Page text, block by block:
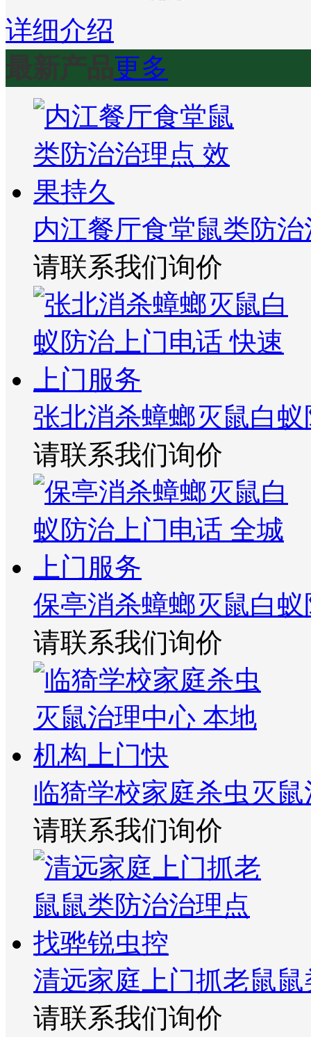
详细介绍
最新产品更多
内江餐厅食堂鼠类防
请联系我们询价
张北消杀蟑螂灭鼠白
请联系我们询价
保亭消杀蟑螂灭鼠白
请联系我们询价
临猗学校家庭杀虫灭
请联系我们询价
清远家庭上门抓老鼠
请联系我们询价